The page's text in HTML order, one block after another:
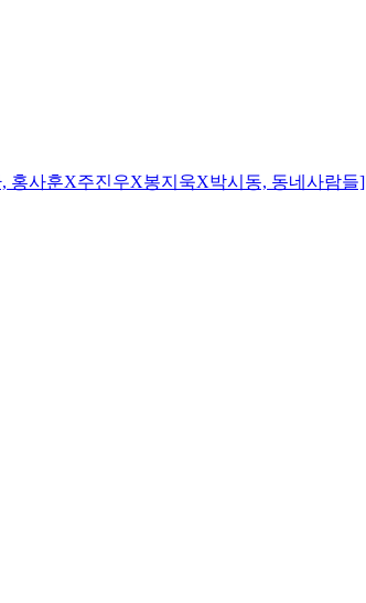
홍사훈X주진우X봉지욱X박시동, 동네사람들]